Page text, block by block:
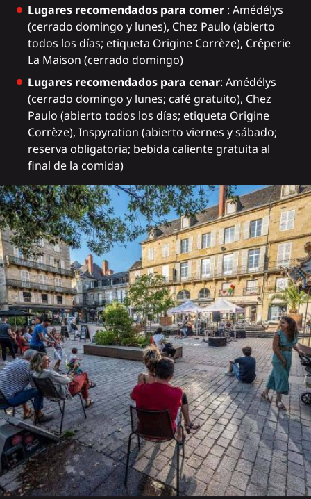
Lugares recomendados para comer : Amédélys
(cerrado domingo y lunes), Chez Paulo (abierto
todos los días; etiqueta Origine Corrèze), Crêperie
La Maison (cerrado domingo)
Lugares recomendados para cenar: Amédélys
(cerrado domingo y lunes; café gratuito), Chez
Paulo (abierto todos los días; etiqueta Origine
Corrèze), Inspyration (abierto viernes y sábado;
reserva obligatoria; bebida caliente gratuita al
final de la comida)